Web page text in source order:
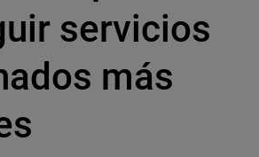
servicios
más